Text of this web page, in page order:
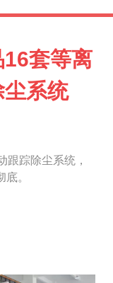
16套等离
系统
跟踪除尘系统，
。